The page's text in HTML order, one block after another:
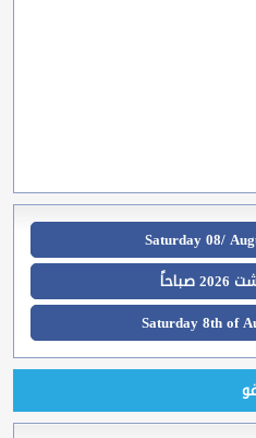
Saturday 08/
Saturday 8th of